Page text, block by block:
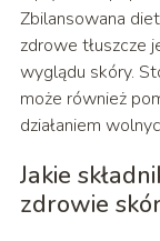
Zbilansowana
zdrowe tłuszcze
wyglądu skóry.
może również
działaniem
Jakie
zdrowie